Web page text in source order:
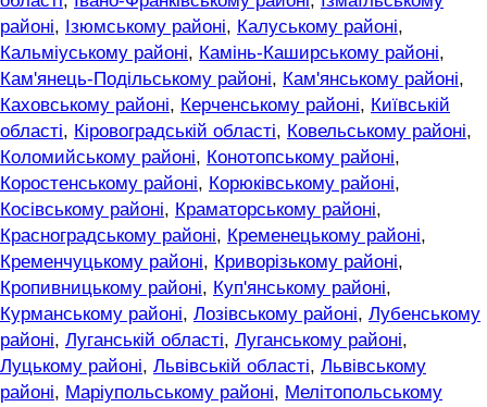
районі, Ізюмському районі, Калуському районі,
Кальміуському районі, Камінь-Каширському районі,
Кам'янець-Подільському районі, Кам'янському районі,
Каховському районі, Керченському районі, Київській
області, Кіровоградській області, Ковельському районі,
Коломийському районі, Конотопському районі,
Коростенському районі, Корюківському районі,
Косівському районі, Краматорському районі,
Красноградському районі, Кременецькому районі,
Кременчуцькому районі, Криворізькому районі,
Кропивницькому районі, Куп'янському районі,
Курманському районі, Лозівському районі, Лубенському
районі, Луганській області, Луганському районі,
Луцькому районі, Львівській області, Львівському
районі, Маріупольському районі, Мелітопольському